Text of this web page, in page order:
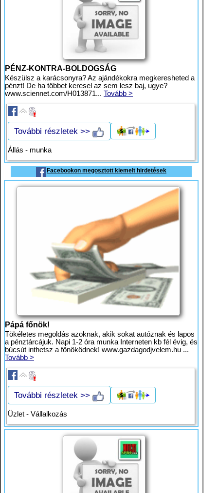
PÉNZ-KONTRA-BOLDOGSÁG
Készülsz a karácsonyra? Az ajándékokra megkeresheted a
pénzt! De ha többet keresel az sem lesz baj, ugye?
www.sciennet.com/H013871... Tovább >
További részletek >>
Állás - munka
Facebookon megosztott kiemelt hirdetések
Pápá főnök!
Tökéletes megoldás azoknak, akik sokat autóznak és lapos
a pénztárcájuk. Napi 1-2 óra munka Interneten kb fél évig, és
búcsút inthetsz a főnöködnek! www.gazdagodjvelem.hu ...
Tovább >
További részletek >>
Üzlet - Vállalkozás